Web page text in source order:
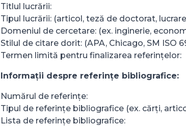
Titlul lucrării:
Tipul lucrării: (articol, teză de doctorat,
Domeniul de cercetare: (ex. inginerie,
Stilul de citare dorit: (APA, Chicago, SM ISO
Termen limită pentru finalizarea referințelor:
Informații despre referințe bibliografice:
Numărul de referințe:
Tipul de referințe bibliografice (ex. cărți,
Lista de referințe bibliografice: